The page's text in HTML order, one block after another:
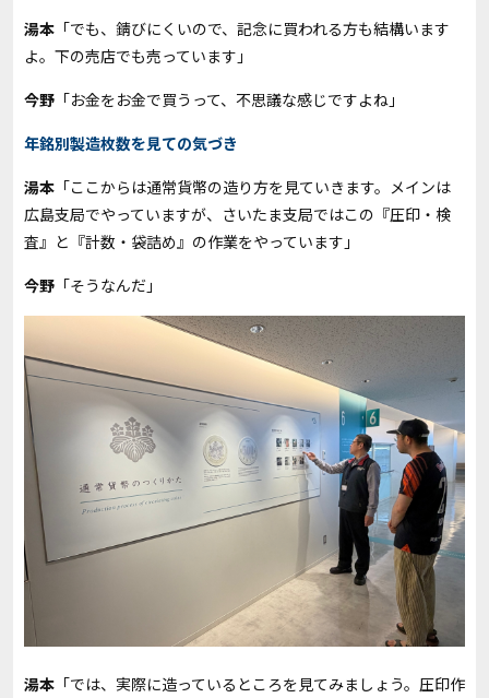
湯本 「でも、錆びにくいので、記念に買われる方も結構います
よ。下の売店でも売っています」
今野 「お金をお金で買うって、不思議な感じですよね」
年銘別製造枚数を見ての気づき
湯本 「ここからは通常貨幣の造り方を見ていきます。メインは
広島支局でやっていますが、さいたま支局ではこの『圧印・検
査』と『計数・袋詰め』の作業をやっています」
今野 「そうなんだ」
湯本 「では、実際に造っているところを見てみましょう。圧印作